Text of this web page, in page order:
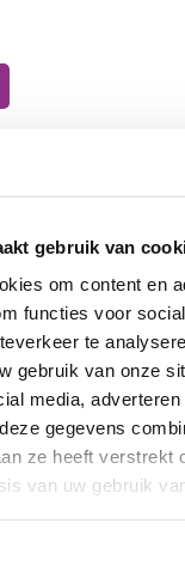
gebruik van
om content en
functies voor
te
gebruik van onze
media,
gegevens
ze heeft verstrekt
van uw gebruik
Katwijk